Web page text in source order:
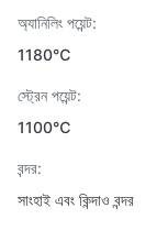
অ্যানিলিং পয়েন্ট:
1180℃
স্ট্রেন পয়েন্ট:
1100℃
বন্দর:
সাংহাই এবং কিন্দাও বন্দর